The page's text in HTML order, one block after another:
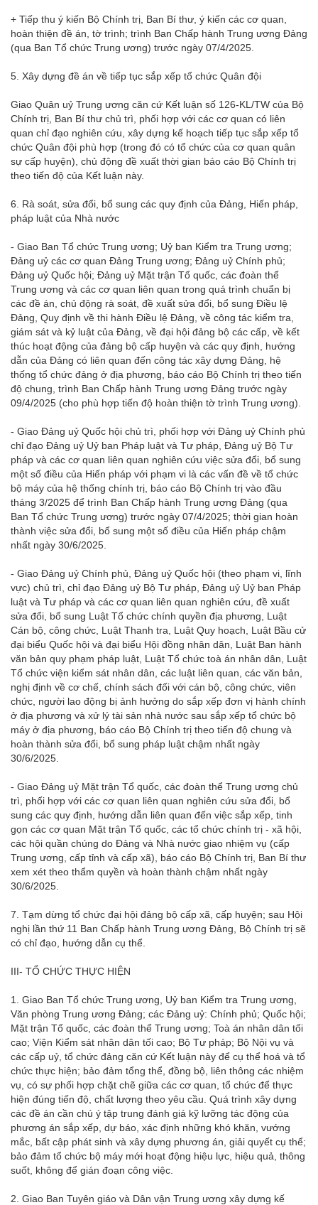
+ Tiếp thu ý kiến Bộ Chính trị, Ban Bí thư, ý kiến các cơ quan,
hoàn thiện đề án, tờ trình; trình Ban Chấp hành Trung ương Đảng
(qua Ban Tổ chức Trung ương) trước ngày 07/4/2025.
5. Xây dựng đề án về tiếp tục sắp xếp tổ chức Quân đội
Giao Quân uỷ Trung ương căn cứ Kết luận số 126-KL/TW của Bộ
Chính trị, Ban Bí thư chủ trì, phối hợp với các cơ quan có liên
quan chỉ đạo nghiên cứu, xây dựng kế hoạch tiếp tục sắp xếp tổ
chức Quân đội phù hợp (trong đó có tổ chức của cơ quan quân
sự cấp huyện), chủ động đề xuất thời gian báo cáo Bộ Chính trị
theo tiến độ của Kết luận này.
6. Rà soát, sửa đổi, bổ sung các quy định của Đảng, Hiến pháp,
pháp luật của Nhà nước
- Giao Ban Tổ chức Trung ương; Uỷ ban Kiểm tra Trung ương;
Đảng uỷ các cơ quan Đảng Trung ương; Đảng uỷ Chính phủ;
Đảng uỷ Quốc hội; Đảng uỷ Mặt trận Tổ quốc, các đoàn thể
Trung ương và các cơ quan liên quan trong quá trình chuẩn bị
các đề án, chủ động rà soát, đề xuất sửa đổi, bổ sung Điều lệ
Đảng, Quy định về thi hành Điều lệ Đảng, về công tác kiểm tra,
giám sát và kỷ luật của Đảng, về đại hội đảng bộ các cấp, về kết
thúc hoạt động của đảng bộ cấp huyện và các quy định, hướng
dẫn của Đảng có liên quan đến công tác xây dựng Đảng, hệ
thống tổ chức đảng ở địa phương, báo cáo Bộ Chính trị theo tiến
độ chung, trình Ban Chấp hành Trung ương Đảng trước ngày
09/4/2025 (cho phù hợp tiến độ hoàn thiện tờ trình Trung ương).
- Giao Đảng uỷ Quốc hội chủ trì, phối hợp với Đảng uỷ Chính phủ
chỉ đạo Đảng uỷ Uỷ ban Pháp luật và Tư pháp, Đảng uỷ Bộ Tư
pháp và các cơ quan liên quan nghiên cứu việc sửa đổi, bổ sung
một số điều của Hiến pháp với phạm vi là các vấn đề về tổ chức
bộ máy của hệ thống chính trị, báo cáo Bộ Chính trị vào đầu
tháng 3/2025 để trình Ban Chấp hành Trung ương Đảng (qua
Ban Tổ chức Trung ương) trước ngày 07/4/2025; thời gian hoàn
thành việc sửa đổi, bổ sung một số điều của Hiến pháp chậm
nhất ngày 30/6/2025.
- Giao Đảng uỷ Chính phủ, Đảng uỷ Quốc hội (theo phạm vi, lĩnh
vực) chủ trì, chỉ đạo Đảng uỷ Bộ Tư pháp, Đảng uỷ Uỷ ban Pháp
luật và Tư pháp và các cơ quan liên quan nghiên cứu, đề xuất
sửa đổi, bổ sung Luật Tổ chức chính quyền địa phương, Luật
Cán bộ, công chức, Luật Thanh tra, Luật Quy hoạch, Luật Bầu cử
đại biểu Quốc hội và đại biểu Hội đồng nhân dân, Luật Ban hành
văn bản quy phạm pháp luật, Luật Tổ chức toà án nhân dân, Luật
Tổ chức viện kiểm sát nhân dân, các luật liên quan, các văn bản,
nghị định về cơ chế, chính sách đối với cán bộ, công chức, viên
chức, người lao động bị ảnh hưởng do sắp xếp đơn vị hành chính
ở địa phương và xử lý tài sản nhà nước sau sắp xếp tổ chức bộ
máy ở địa phương, báo cáo Bộ Chính trị theo tiến độ chung và
hoàn thành sửa đổi, bổ sung pháp luật chậm nhất ngày
30/6/2025.
- Giao Đảng uỷ Mặt trận Tổ quốc, các đoàn thể Trung ương chủ
trì, phối hợp với các cơ quan liên quan nghiên cứu sửa đổi, bổ
sung các quy định, hướng dẫn liên quan đến việc sắp xếp, tinh
gọn các cơ quan Mặt trận Tổ quốc, các tổ chức chính trị - xã hội,
các hội quần chúng do Đảng và Nhà nước giao nhiệm vụ (cấp
Trung ương, cấp tỉnh và cấp xã), báo cáo Bộ Chính trị, Ban Bí thư
xem xét theo thẩm quyền và hoàn thành chậm nhất ngày
30/6/2025.
7. Tạm dừng tổ chức đại hội đảng bộ cấp xã, cấp huyện; sau Hội
nghị lần thứ 11 Ban Chấp hành Trung ương Đảng, Bộ Chính trị sẽ
có chỉ đạo, hướng dẫn cụ thể.
III- TỔ CHỨC THỰC HIỆN
1. Giao Ban Tổ chức Trung ương, Uỷ ban Kiểm tra Trung ương,
Văn phòng Trung ương Đảng; các Đảng uỷ: Chính phủ; Quốc hội;
Mặt trận Tổ quốc, các đoàn thể Trung ương; Toà án nhân dân tối
cao; Viện Kiểm sát nhân dân tối cao; Bộ Tư pháp; Bộ Nội vụ và
các cấp uỷ, tổ chức đảng căn cứ Kết luận này để cụ thể hoá và tổ
chức thực hiện; bảo đảm tổng thể, đồng bộ, liên thông các nhiệm
vụ, có sự phối hợp chặt chẽ giữa các cơ quan, tổ chức để thực
hiện đúng tiến độ, chất lượng theo yêu cầu. Quá trình xây dựng
các đề án cần chú ý tập trung đánh giá kỹ lưỡng tác động của
phương án sắp xếp, dự báo, xác định những khó khăn, vướng
mắc, bất cập phát sinh và xây dựng phương án, giải quyết cụ thể;
bảo đảm tổ chức bộ máy mới hoạt động hiệu lực, hiệu quả, thông
suốt, không để gián đoạn công việc.
2. Giao Ban Tuyên giáo và Dân vận Trung ương xây dựng kế